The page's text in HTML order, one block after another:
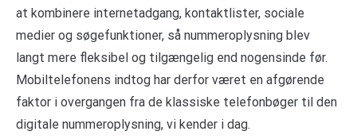
at kombinere internetadgang, kontaktlister, sociale
medier og søgefunktioner, så nummeroplysning blev
langt mere fleksibel og tilgængelig end nogensinde før.
Mobiltelefonens indtog har derfor været en afgørende
faktor i overgangen fra de klassiske telefonbøger til den
digitale nummeroplysning, vi kender i dag.